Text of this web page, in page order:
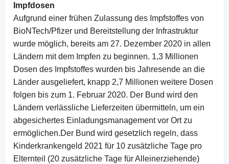
Impfdosen
Aufgrund einer frühen Zulassung des Impfstoffes von
BioNTech/Pfizer und Bereitstellung der Infrastruktur
wurde möglich, bereits am 27. Dezember 2020 in allen
Ländern mit dem Impfen zu beginnen. 1,3 Millionen
Dosen des Impfstoffes wurden bis Jahresende an die
Länder ausgeliefert, knapp 2,7 Millionen weitere Dosen
folgen bis zum 1. Februar 2020. Der Bund wird den
Ländern verlässliche Lieferzeiten übermitteln, um ein
abgesichertes Einladungsmanagement vor Ort zu
ermöglichen.Der Bund wird gesetzlich regeln, dass
Kinderkrankengeld 2021 für 10 zusätzliche Tage pro
Elternteil (20 zusätzliche Tage für Alleinerziehende)